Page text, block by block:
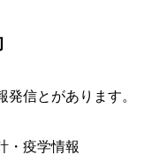
信とがあります。
・疫学情報